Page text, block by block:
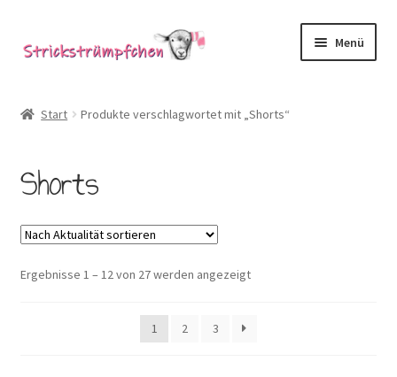
Navigation
Inhalt
Menü
Donegal-Jäckchen & Pullis
Spielhosen & Mützen
Karten
Über Strickstrümpfchen
Start Produkte verschlagwortet mit „Shorts“
Shorts
Ergebnisse 1 – 12 von 27 werden angezeigtNach
1
2 3